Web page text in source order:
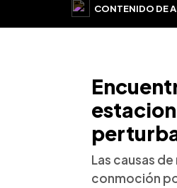
CONTENIDO DE
Las causas
conmoción